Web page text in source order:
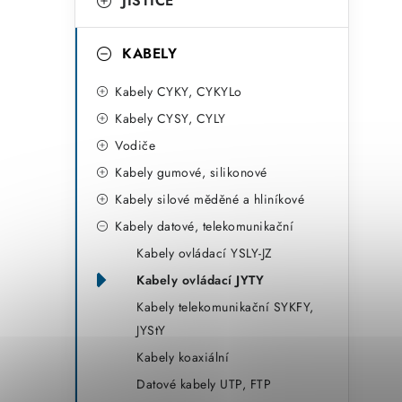
i
KABELY
Kabely CYKY, CYKYLo
Kabely CYSY, CYLY
Vodiče
Kabely gumové, silikonové
Kabely silové měděné a hliníkové
Kabely datové, telekomunikační
Kabely ovládací YSLY-JZ
Kabely ovládací JYTY
Kabely telekomunikační SYKFY,
JYStY
Kabely koaxiální
Datové kabely UTP, FTP